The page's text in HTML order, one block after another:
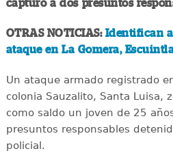
capturó a dos presuntos
OTRAS NOTICIAS:Identifican
ataque en La Gomera,
Un ataque armado registrado
colonia Sauzalito, Santa Luisa,
como saldo un joven de 25
presuntos responsables
policial.